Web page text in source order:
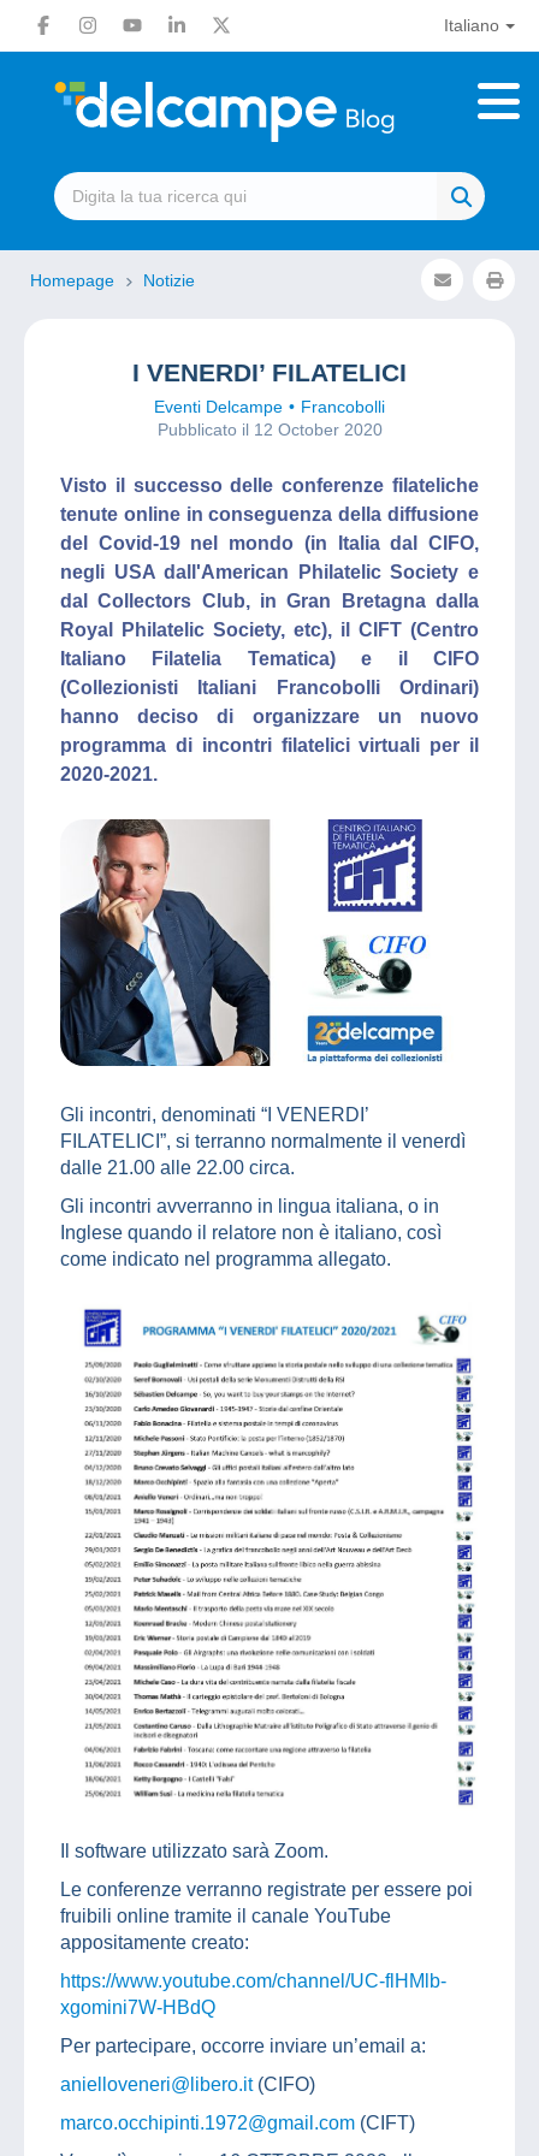
Italiano
Homepage Notizie
I VENERDI’ FILATELICI
Eventi Delcampe
Francobolli
Pubblicato il 12 October 2020
Visto il successo delle conferenze filateliche
tenute online in conseguenza della diffusione
del Covid-19 nel mondo (in Italia dal CIFO,
negli USA dall'American Philatelic Society e
dal Collectors Club, in Gran Bretagna dalla
Royal Philatelic Society, etc), il CIFT (Centro
Italiano Filatelia Tematica) e il CIFO
(Collezionisti Italiani Francobolli Ordinari)
hanno deciso di organizzare un nuovo
programma di incontri filatelici virtuali per il
2020-2021.
Gli incontri, denominati “I VENERDI’
FILATELICI”, si terranno normalmente il venerdì
dalle 21.00 alle 22.00 circa.
Gli incontri avverranno in lingua italiana, o in
Inglese quando il relatore non è italiano, così
come indicato nel programma allegato.
Il software utilizzato sarà Zoom.
Le conferenze verranno registrate per essere poi
fruibili online tramite il canale YouTube
appositamente creato:
https://www.youtube.com/channel/UC-flHMlb-
xgomini7W-HBdQ
Per partecipare, occorre inviare un’email a:
anielloveneri@libero.it(CIFO)
marco.occhipinti.1972@gmail.com (CIFT)